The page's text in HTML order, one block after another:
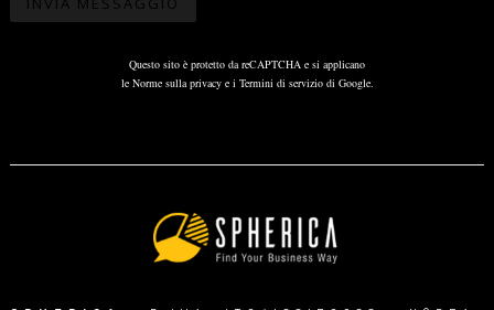
Questo sito è protetto da reCAPTCHA e si applicano
le Norme sulla privacye i Termini di serviziodi Google.